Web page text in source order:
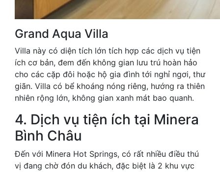
Grand Aqua Villa
Villa này có diện tích lớn tích hợp các dịch vụ tiện
ích cơ bản, đem đến không gian lưu trú hoàn hảo
cho các cặp đôi hoặc hộ gia đình tới nghỉ ngơi, thư
giãn. Villa có bể khoáng nóng riêng, hướng ra thiên
nhiên rộng lớn, không gian xanh mát bao quanh.
4. Dịch vụ tiện ích tại Minera
Bình Châu
Đến với Minera Hot Springs, có rất nhiều điều thú
vị đang chờ đón du khách, đặc biệt là 2 khu vực